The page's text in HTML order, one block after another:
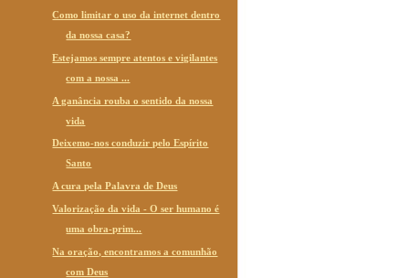
Como limitar o uso da internet dentro
da nossa casa?
Estejamos sempre atentos e vigilantes
com a nossa ...
A ganância rouba o sentido da nossa
vida
Deixemo-nos conduzir pelo Espírito
Santo
A cura pela Palavra de Deus
Valorização da vida - O ser humano é
uma obra-prim...
Na oração, encontramos a comunhão
com Deus